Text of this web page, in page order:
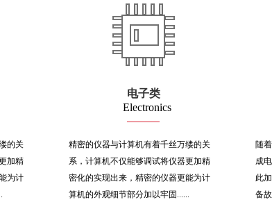
的关
加精
为计
电子类
Electronics
精密的仪器与计算机有着千丝万缕的关
系，计算机不仅能够调试将仪器更加精
密化的实现出来，精密的仪器更能为计
算机的外观细节部分加以牢固......
随
成
此
备